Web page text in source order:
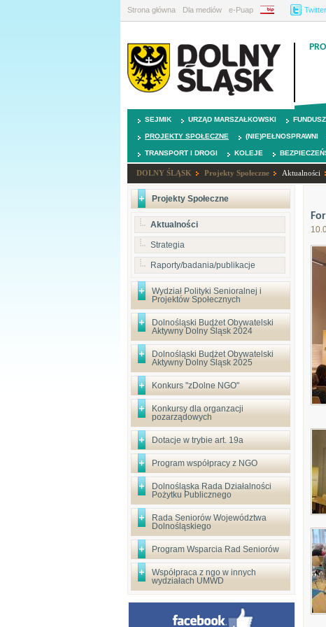
Strona główna Dla mediów e-Puap BIP Twitter
SEJMIK URZĄD MARSZAŁKOWSKI
PROJEKTY SPOŁECZNE (NIE)PEŁNOSPRAWNI
TRANSPORT I DROGI KOLEJE
DOLNY ŚLĄSK Projekty Społeczne Aktualności
Projekty Społeczne
Aktualności
Strategia
Raporty/badania/publikacje
Wydział Polityki Senioralnej i
Projektów Społecznych
Dolnośląski Budżet Obywatelski
Aktywny Dolny Śląsk 2024
Dolnośląski Budżet Obywatelski
Aktywny Dolny Śląsk 2025
Konkurs "zDolne NGO"
Konkursy dla organzacji
pozarządowych
Dotacje w trybie art. 19a
Program współpracy z NGO
Dolnośląska Rada Działalności
Pożytku Publicznego
Rada Seniorów Województwa
Dolnośląskiego
Program Wsparcia Rad Seniorów
Współpraca z ngo w innych
wydziałach UMWD